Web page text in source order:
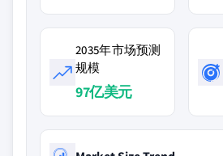
2035年市场预测
规模
97亿美元